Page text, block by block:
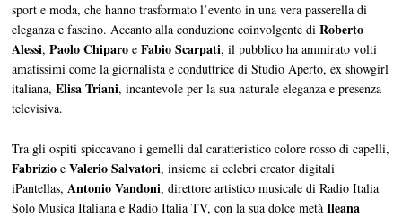
sport e moda, che hanno trasformato l’evento in una vera passerella di
eleganza e fascino. Accanto alla conduzione coinvolgente diRoberto
Alessi,Paolo Chiparo eFabio Scarpati, il pubblico ha ammirato volti
amatissimi come la giornalista e conduttrice di Studio Aperto, ex showgirl
italiana,Elisa Triani, incantevole per la sua naturale eleganza e presenza
televisiva.
Tra gli ospiti spiccavano i gemelli dal caratteristico colore rosso di capelli,
Fabrizio eValerio Salvatori, insieme ai celebri creator digitali
iPantellas, Antonio Vandoni, direttore artistico musicale di Radio Italia
Solo Musica Italiana e Radio Italia TV, con la sua dolce metàIleana